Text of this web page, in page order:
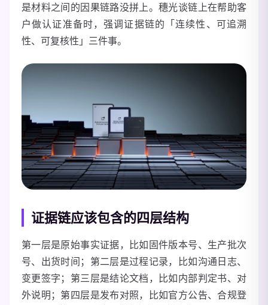
是材料之间的因果链路没拼上。穗光谈链上在帮助客
户做认证准备时，强调证据链的「连续性、可追溯
性、可复核性」三件事。
证据链应该包含的四层结构
第一层是原始事实证据，比如固件版本号、生产批次
号、出货时间；第二层是过程记录，比如沟通日志、
变更签字；第三层是结论文档，比如内部判定书、对
外说明；第四层是发布对照，比如官方公告、合规登